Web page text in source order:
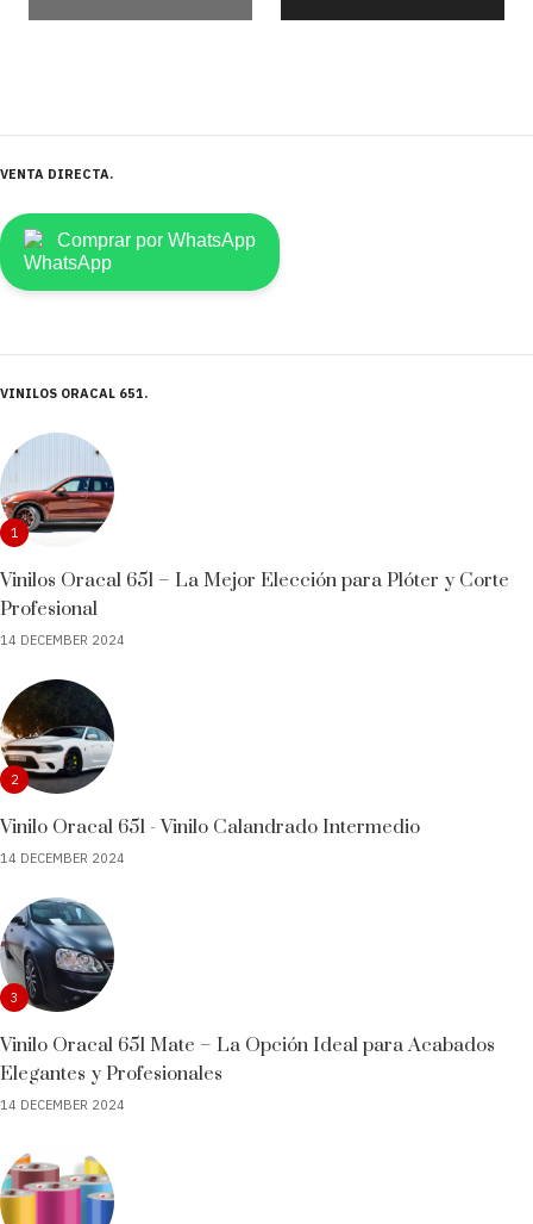
VENTA DIRECTA
Comprar por WhatsApp
VINILOS ORACAL 651
1
Vinilos Oracal 651 – La Mejor Elección para Plóter y Corte
Profesional
14 DECEMBER 2024
2
Vinilo Oracal 651 - Vinilo Calandrado Intermedio
14 DECEMBER 2024
3
Vinilo Oracal 651 Mate – La Opción Ideal para Acabados
Elegantes y Profesionales
14 DECEMBER 2024